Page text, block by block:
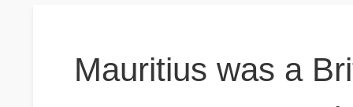
Mauritius was a